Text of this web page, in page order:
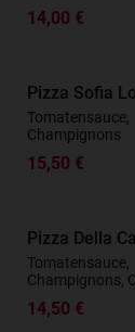
14,00 €
Pizza Sofia
Champignons
15,50 €
Pizza Della
Champignons,
14,50 €